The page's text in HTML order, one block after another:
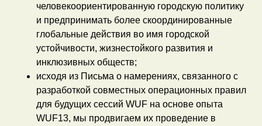
человекоориентированную городскую политику
и предпринимать более скоординированные
глобальные действия во имя городской
устойчивости, жизнестойкого развития и
инклюзивных обществ;
исходя из Письма о намерениях, связанного с
разработкой совместных операционных правил
для будущих сессий WUF на основе опыта
WUF13, мы продвигаем их проведение в